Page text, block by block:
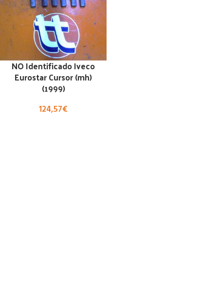
NO Identificado Iveco
Eurostar Cursor (mh)
(1999)
124,57€